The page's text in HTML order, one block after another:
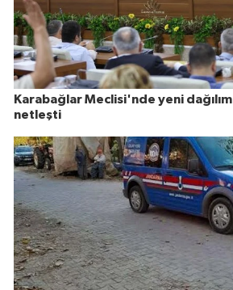
Karabağlar Meclisi'nde yeni
netleşti